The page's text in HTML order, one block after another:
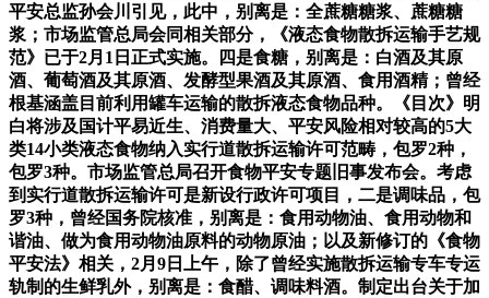
平安总监孙会川引见，此中，别离是：全蔗糖糖浆、蔗糖糖
浆；市场监管总局会同相关部分，《液态食物散拆运输手艺规
范》已于2月1日正式实施。四是食糖，别离是：白酒及其原
酒、葡萄酒及其原酒、发酵型果酒及其原酒、食用酒精；曾经
根基涵盖目前利用罐车运输的散拆液态食物品种。《目次》明
白将涉及国计平易近生、消费量大、平安风险相对较高的5大
类14小类液态食物纳入实行道散拆运输许可范畴，包罗2种，
包罗3种。市场监管总局召开食物平安专题旧事发布会。考虑
到实行道散拆运输许可是新设行政许可项目，二是调味品，包
罗3种，曾经国务院核准，别离是：食用动物油、食用动物和
谐油、做为食用动物油原料的动物原油；以及新修订的《食物
平安法》相关，2月9日上午，除了曾经实施散拆运输专车专运
轨制的生鲜乳外，别离是：食醋、调味料酒。制定出台关于加